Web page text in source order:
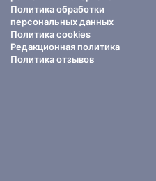
Политика обработки
персональных данных
Политика cookies
Редакционная политика
Политика отзывов